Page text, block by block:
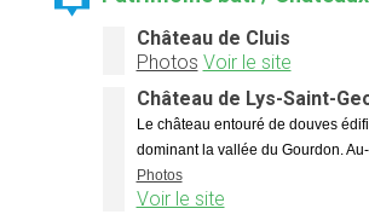
Château de Cluis
Photos Voir le site
Château de Lys-Saint-
Le château entouré de douves
dominant la vallée du Gourdon.
Photos
Voir le site